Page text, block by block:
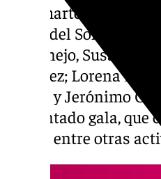
Este martes, el
Costa del Sol
Moclinejo, Susana
Ramírez; Lorena
Reyes; y Jerónimo
presentado gala,
bailes, entre otras